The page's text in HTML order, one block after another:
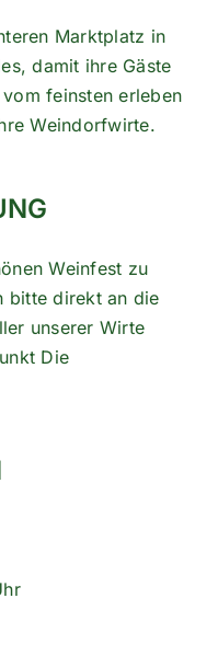
Marktplatz in
damit ihre Gäste
feinsten erleben
Weindorfwirte.
Weinfest zu
bitte direkt an die
unserer Wirte
Die